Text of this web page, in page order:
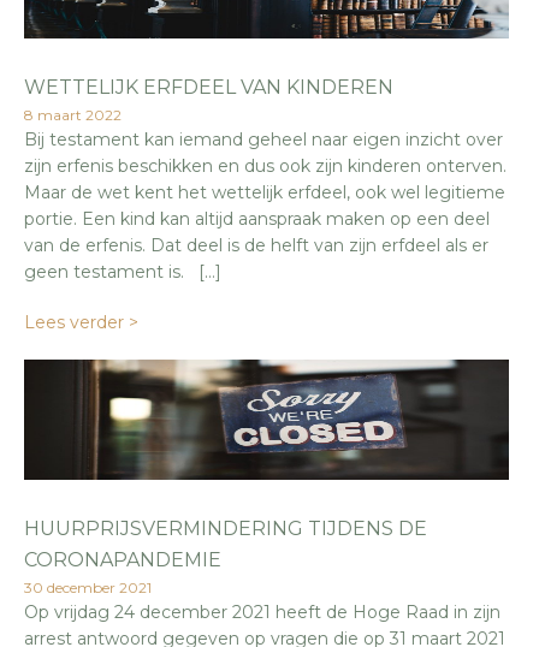
WETTELIJK ERFDEEL VAN KINDEREN
8 maart 2022
Bij testament kan iemand geheel naar eigen inzicht over
zijn erfenis beschikken en dus ook zijn kinderen onterven.
Maar de wet kent het wettelijk erfdeel, ook wel legitieme
portie. Een kind kan altijd aanspraak maken op een deel
van de erfenis. Dat deel is de helft van zijn erfdeel als er
geen testament is. […]
Lees verder >
HUURPRIJSVERMINDERING TIJDENS DE
CORONAPANDEMIE
30 december 2021
Op vrijdag 24 december 2021 heeft de Hoge Raad in zijn
arrest antwoord gegeven op vragen die op 31 maart 2021